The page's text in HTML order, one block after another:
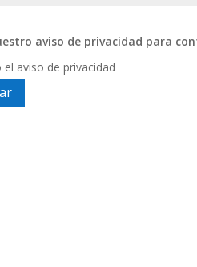
aviso de privacidad para
el aviso de privacidad